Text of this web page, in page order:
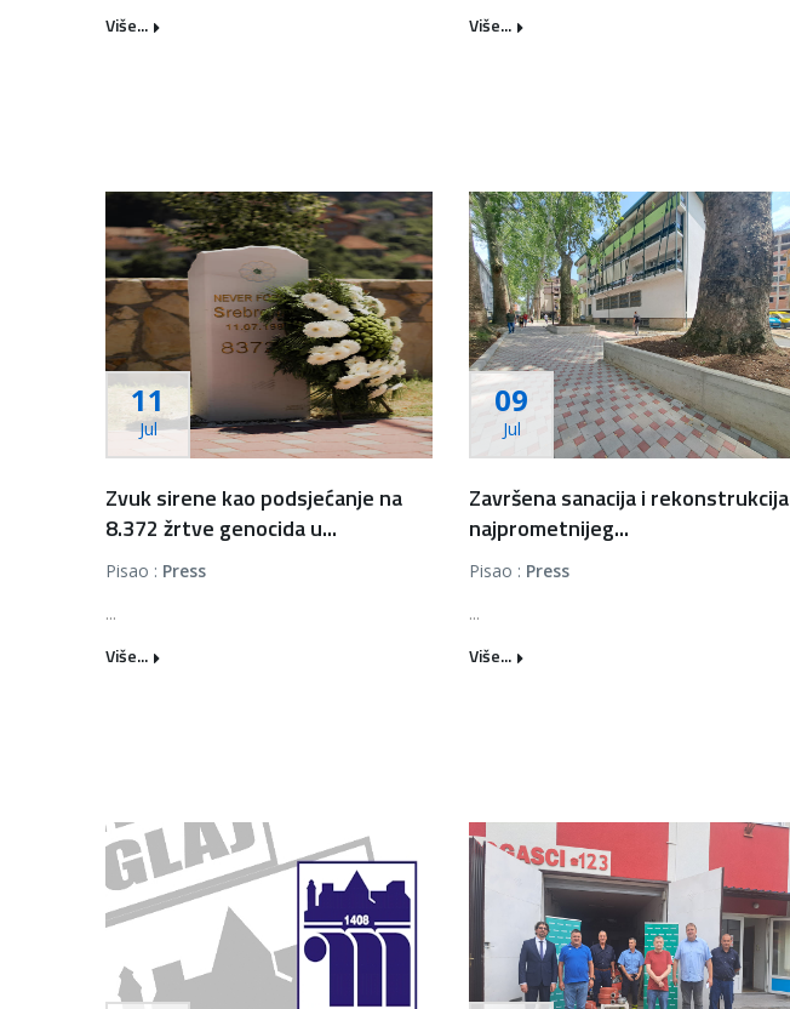
Više... Više...
11
Jul
Zvuk sirene kao podsjećanje na
8.372 žrtve genocida u...
Pisao : Press
...
Više...
09
Jul
Završena sanacija i rekonstrukcija
najprometnijeg...
Pisao : Press
...
Više...